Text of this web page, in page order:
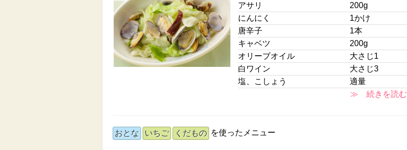
アサリ
200g
にんにく
1かけ
唐辛子
1本
キャベツ
200g
オリーブオイル
大さじ1
白ワイン
大さじ3
塩、こしょう
適量
≫ 続きを読む
おとな いちご くだもの を使ったメニュー